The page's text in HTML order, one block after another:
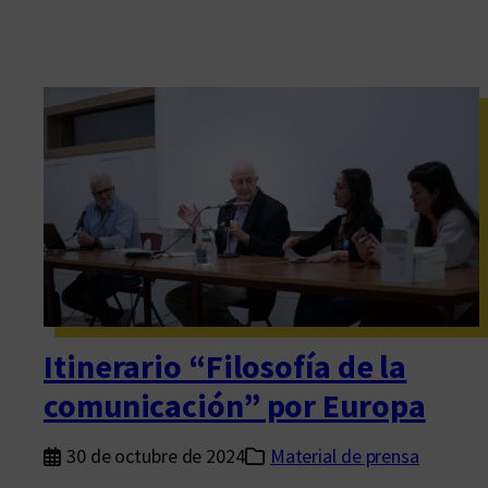
Itinerario “Filosofía de la
comunicación” por Europa
30 de octubre de 2024 Material de prensa